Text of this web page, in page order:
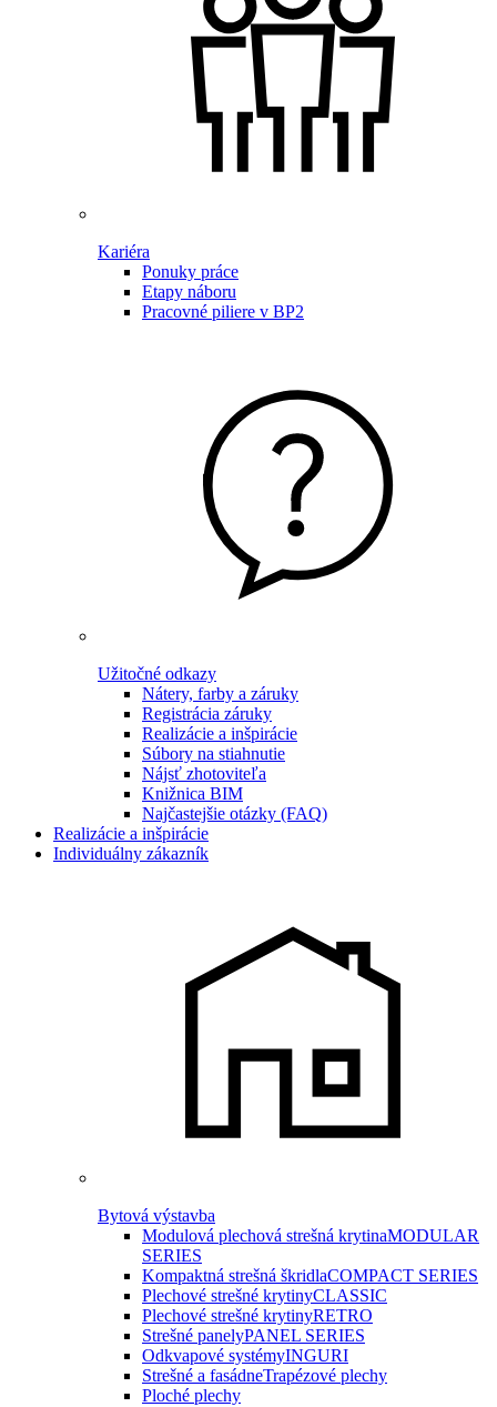
Kariéra
Ponuky práce
Etapy náboru
Pracovné piliere v BP2
Užitočné odkazy
Nátery, farby a záruky
Registrácia záruky
Realizácie a inšpirácie
Súbory na stiahnutie
Nájsť zhotoviteľa
Knižnica BIM
Najčastejšie otázky (FAQ)
Realizácie a inšpirácie
Individuálny zákazník
Bytová výstavba
Modulová plechová strešná krytinaMODULAR
SERIES
Kompaktná strešná škridlaCOMPACT SERIES
Plechové strešné krytinyCLASSIC
Plechové strešné krytinyRETRO
Strešné panelyPANEL SERIES
Odkvapové systémyINGURI
Strešné a fasádneTrapézové plechy
Ploché plechy